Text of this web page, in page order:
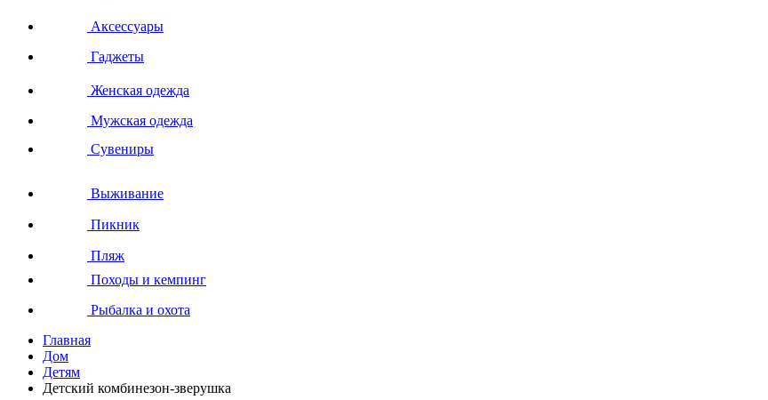
Аксессуары
Гаджеты
Женская одежда
Мужская одежда
Сувениры
Выживание
Пикник
Пляж
Походы и кемпинг
Рыбалка и охота
Главная
Дом
Детям
Детский комбинезон-зверушка